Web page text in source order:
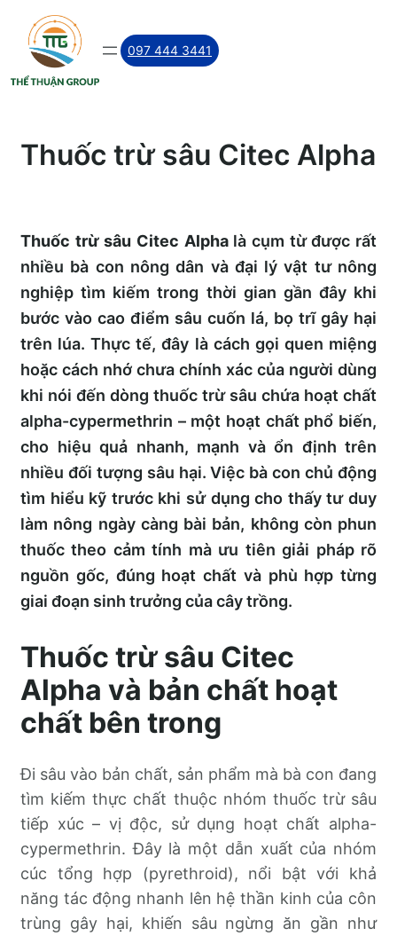
Skip
content
097 444 3441
Thuốc trừ sâu Citec Alpha
Thuốc trừ sâu Citec Alphalà cụm từ được rất
nhiều bà con nông dân và đại lý vật tư nông
nghiệp tìm kiếm trong thời gian gần đây khi
bước vào cao điểm sâu cuốn lá, bọ trĩ gây hại
trên lúa. Thực tế, đây là cách gọi quen miệng
hoặc cách nhớ chưa chính xác của người dùng
khi nói đến dòng thuốc trừ sâu chứa hoạt chất
alpha-cypermethrin – một hoạt chất phổ biến,
cho hiệu quả nhanh, mạnh và ổn định trên
nhiều đối tượng sâu hại. Việc bà con chủ động
tìm hiểu kỹ trước khi sử dụng cho thấy tư duy
làm nông ngày càng bài bản, không còn phun
thuốc theo cảm tính mà ưu tiên giải pháp rõ
nguồn gốc, đúng hoạt chất và phù hợp từng
giai đoạn sinh trưởng của cây trồng.
Thuốc trừ sâu Citec
Alpha và bản chất hoạt
chất bên trong
Đi sâu vào bản chất, sản phẩm mà bà con đang
tìm kiếm thực chất thuộc nhóm thuốc trừ sâu
tiếp xúc – vị độc, sử dụng hoạt chất alpha-
cypermethrin. Đây là một dẫn xuất của nhóm
cúc tổng hợp (pyrethroid), nổi bật với khả
năng tác động nhanh lên hệ thần kinh của côn
trùng gây hại, khiến sâu ngừng ăn gần như